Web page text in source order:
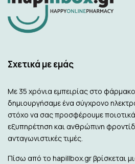
Σχετικά με εμάς
Με 35 χρόνια εμπειρίας στο φάρμακο
δημιουργήσαμε ένα σύγχρονο
στόχο να σας προσφέρουμε
εξυπηρέτηση και ανθρώπινη
ανταγωνιστικές τιμές.
Πίσω από το hapillbox.gr βρίσκεται